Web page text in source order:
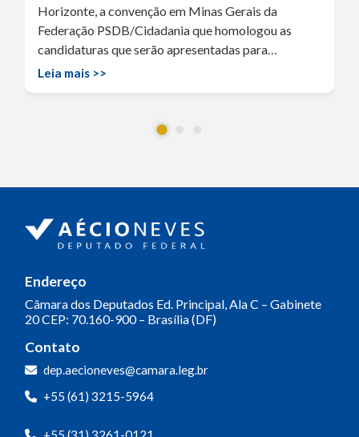
Horizonte, a convenção em Minas Gerais da
Federação PSDB/Cidadania que homologou as
candidaturas que serão apresentadas para…
Leia mais >>
Endereço
Câmara dos Deputados Ed. Principal, Ala C – Gabinete
20CEP: 70.160-900 – Brasília (DF)
Contato
dep.aecioneves@camara.leg.br
+55 (61) 3215-5964